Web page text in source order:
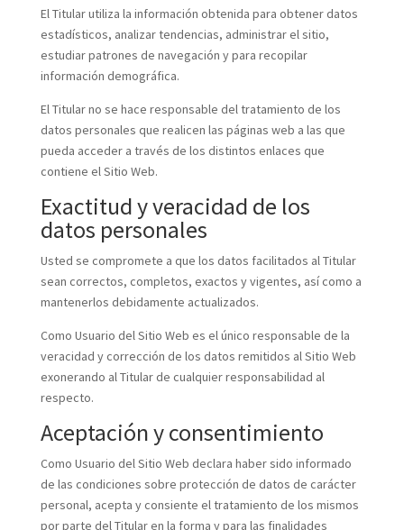
El Titular utiliza la información obtenida para obtener datos
estadísticos, analizar tendencias, administrar el sitio,
estudiar patrones de navegación y para recopilar
información demográfica.
El Titular no se hace responsable del tratamiento de los
datos personales que realicen las páginas web a las que
pueda acceder a través de los distintos enlaces que
contiene el Sitio Web.
Exactitud y veracidad de los
datos personales
Usted se compromete a que los datos facilitados al Titular
sean correctos, completos, exactos y vigentes, así como a
mantenerlos debidamente actualizados.
Como Usuario del Sitio Web es el único responsable de la
veracidad y corrección de los datos remitidos al Sitio Web
exonerando al Titular de cualquier responsabilidad al
respecto.
Aceptación y consentimiento
Como Usuario del Sitio Web declara haber sido informado
de las condiciones sobre protección de datos de carácter
personal, acepta y consiente el tratamiento de los mismos
por parte del Titular en la forma y para las finalidades